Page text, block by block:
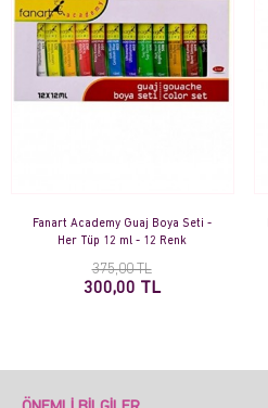
Fanart Academy Guaj Boya Seti -
Her Tüp 12 ml - 12 Renk
375,00 TL
300,00 TL